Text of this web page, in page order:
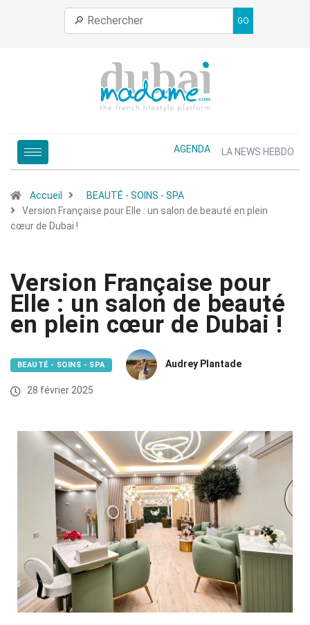
GO
AGENDA LA NEWS HEBDO
Accueil
BEAUTÉ - SOINS - SPA
Version Française pour Elle : un salon de beauté en plein
cœur de Dubai !
Version Française pour
Elle : un salon de beauté
en plein cœur de Dubai !
BEAUTÉ - SOINS - SPA Audrey Plantade
28 février 2025